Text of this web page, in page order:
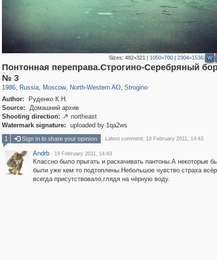
Sizes: 482×321 | 1050×700| 2304×1536 W
Понтонная переправа.Строгино-Серебряный
№ 3
1986, Russia, Moscow
319,882
, North-Western AO, Strogino
Author:
Руденко К.Н.
Source:
Домашний архив
Shooting direction:  northeast
Watermark signature:
uploaded by 1qa2ws
1
Sign in to share your opinion Latest comment: 19 February 2011, 14:43
Andrb · 19 February 2011, 14:43
Классно было прыгать и раскачивать пантоны.А некоторые
были уже кем то подтоплены.Небольшое чувство страха
всегда присутствовало,глядя на чёрную воду.